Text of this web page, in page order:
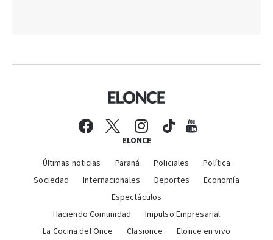
ELONCE
Últimas noticias Paraná Policiales
Política
Sociedad
Internacionales Deportes
Economía
Espectáculos
Haciendo Comunidad
Impulso Empresarial
La Cocina del Once
Clasionce Elonce en vivo